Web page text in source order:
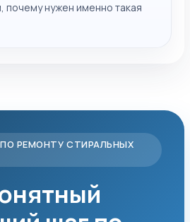
почему нужен именно такая
РЕМОНТУ СТИРАЛЬНЫХ